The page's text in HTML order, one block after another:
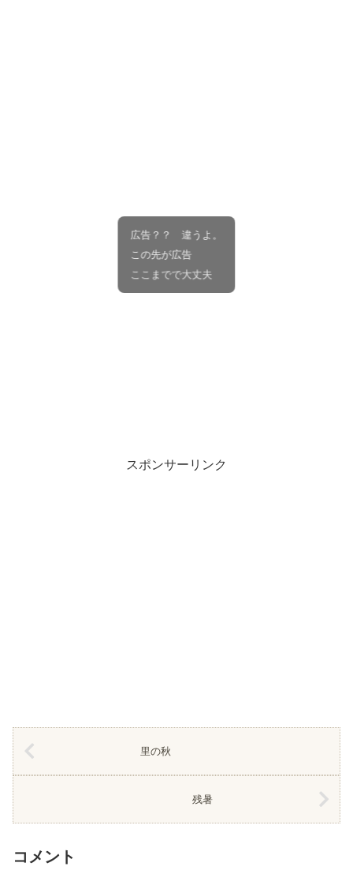
スポンサーリンク
里の秋
残暑
コメント
広告？？ 違うよ。
この先が広告
ここまでで大丈夫